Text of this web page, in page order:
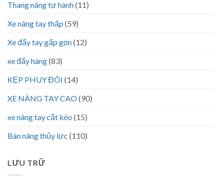
Thang nâng tự hành(11)
Xe nâng tay thấp (59)
Xe đẩy tay gấp gọn(12)
xe đẩy hàng(83)
KẸP PHUY ĐÔI (14)
XE NÂNG TAY CAO(90)
xe nâng tay cắt kéo (15)
Bàn nâng thủy lực (110)
LƯU TRỮ